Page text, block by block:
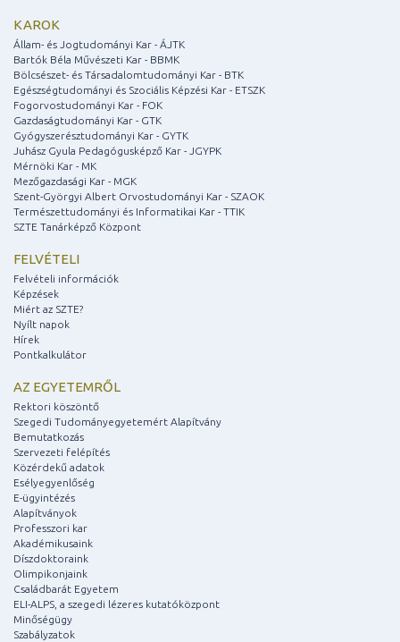
KAROK
Állam- és Jogtudományi Kar - ÁJTK
Bartók Béla Művészeti Kar - BBMK
Bölcsészet- és Társadalomtudományi Kar - BTK
Egészségtudományi és Szociális Képzési Kar - ETSZK
Fogorvostudományi Kar - FOK
Gazdaságtudományi Kar - GTK
Gyógyszerésztudományi Kar - GYTK
Juhász Gyula Pedagógusképző Kar - JGYPK
Mérnöki Kar - MK
Mezőgazdasági Kar - MGK
Szent-Györgyi Albert Orvostudományi Kar - SZAOK
Természettudományi és Informatikai Kar - TTIK
SZTE Tanárképző Központ
FELVÉTELI
Felvételi információk
Képzések
Miért az SZTE?
Nyílt napok
Hírek
Pontkalkulátor
AZ EGYETEMRŐL
Rektori köszöntő
Szegedi Tudományegyetemért Alapítvány
Bemutatkozás
Szervezeti felépítés
Közérdekű adatok
Esélyegyenlőség
E-ügyintézés
Alapítványok
Professzori kar
Akadémikusaink
Díszdoktoraink
Olimpikonjaink
Családbarát Egyetem
ELI-ALPS, a szegedi lézeres kutatóközpont
Minőségügy
Szabályzatok